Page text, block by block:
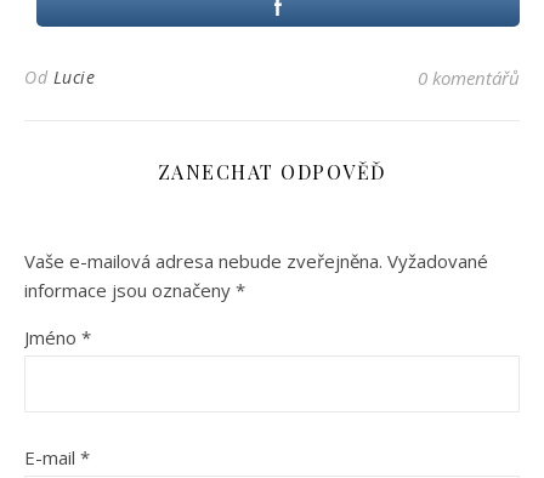
Od Lucie 0 komentářů
ZANECHAT ODPOVĚĎ
Vaše e-mailová adresa nebude zveřejněna. Vyžadované
informace jsou označeny *
Jméno *
E-mail *